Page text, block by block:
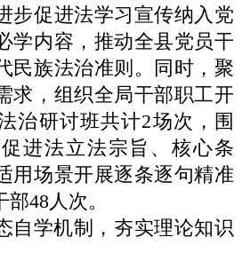
步促进法学习宣传纳入党
学内容，推动全县党员干
民族法治准则。同时，聚
求，组织全局干部职工开
治研讨班共计2场次，围
进法立法宗旨、核心条
用场景开展逐条逐句精准
48人次。
学机制，夯实理论知识